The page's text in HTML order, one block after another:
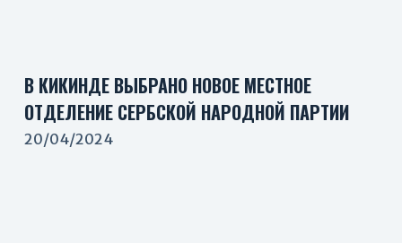
В КИКИНДЕ ВЫБРАНО НОВОЕ МЕСТНОЕ
ОТДЕЛЕНИЕ СЕРБСКОЙ НАРОДНОЙ ПАРТИИ
20/04/2024